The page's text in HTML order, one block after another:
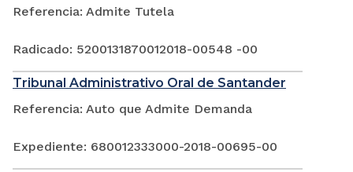
Referencia: Admite Tutela
Radicado: 5200131870012018-00548 -00
Tribunal Administrativo Oral de Santander
Referencia: Auto que Admite Demanda
Expediente: 680012333000-2018-00695-00